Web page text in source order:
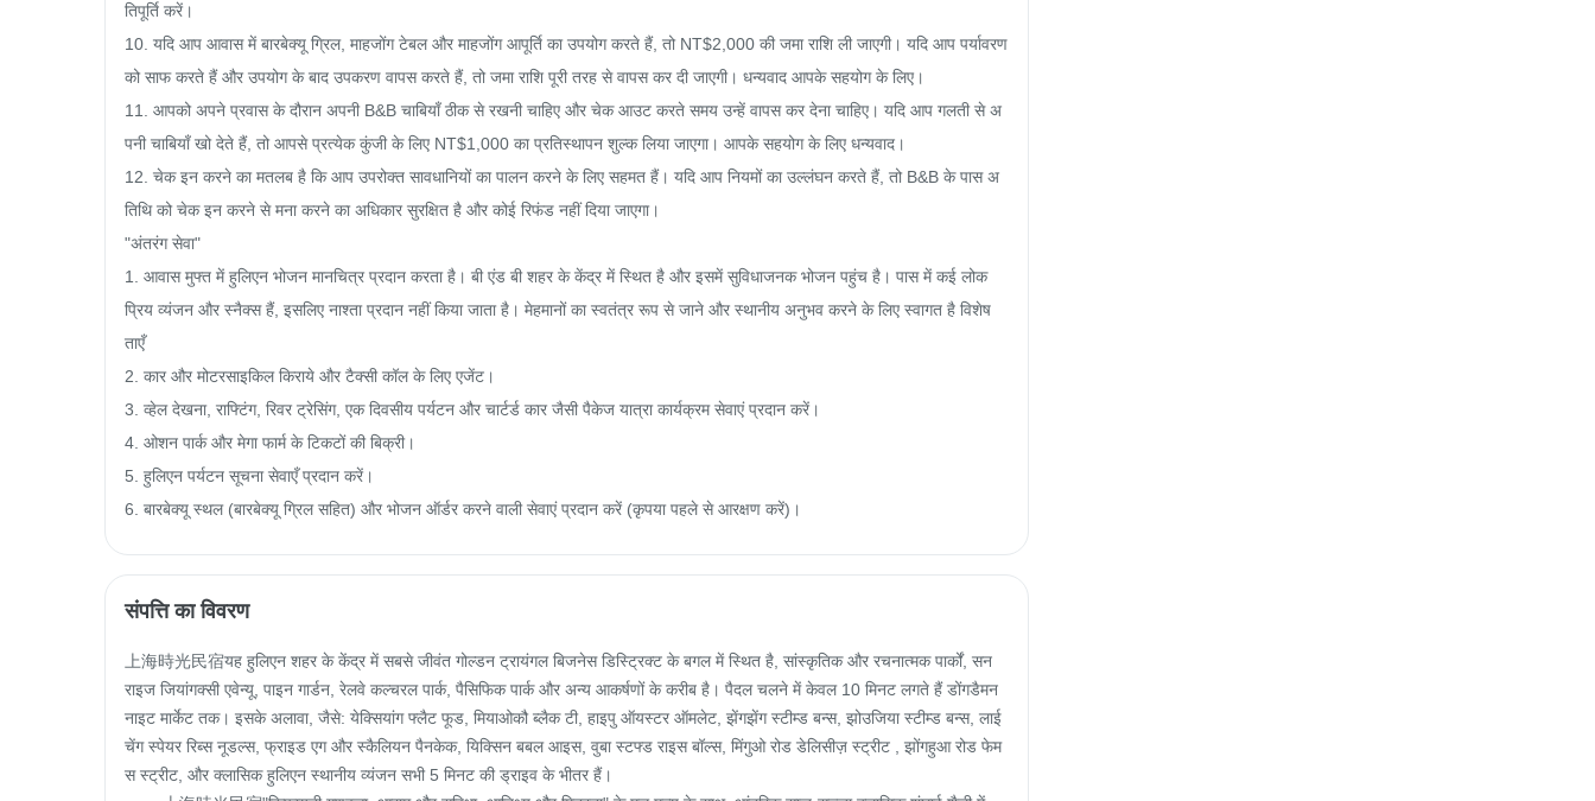
तिपूर्ति करें।
10. यदि आप आवास में बारबेक्यू ग्रिल, माहजोंग टेबल और माहजोंग आपूर्ति का उपयोग करते हैं, तो NT$2,000 की जमा राशि ली जाएगी। यदि आप पर्यावरण
को साफ करते हैं और उपयोग के बाद उपकरण वापस करते हैं, तो जमा राशि पूरी तरह से वापस कर दी जाएगी। धन्यवाद आपके सहयोग के लिए।
11. आपको अपने प्रवास के दौरान अपनी B&B चाबियाँ ठीक से रखनी चाहिए और चेक आउट करते समय उन्हें वापस कर देना चाहिए। यदि आप गलती से अ
पनी चाबियाँ खो देते हैं, तो आपसे प्रत्येक कुंजी के लिए NT$1,000 का प्रतिस्थापन शुल्क लिया जाएगा। आपके सहयोग के लिए धन्यवाद।
12. चेक इन करने का मतलब है कि आप उपरोक्त सावधानियों का पालन करने के लिए सहमत हैं। यदि आप नियमों का उल्लंघन करते हैं, तो B&B के पास अ
तिथि को चेक इन करने से मना करने का अधिकार सुरक्षित है और कोई रिफंड नहीं दिया जाएगा।
"अंतरंग सेवा"
1. आवास मुफ्त में हुलिएन भोजन मानचित्र प्रदान करता है। बी एंड बी शहर के केंद्र में स्थित है और इसमें सुविधाजनक भोजन पहुंच है। पास में कई लोक
प्रिय व्यंजन और स्नैक्स हैं, इसलिए नाश्ता प्रदान नहीं किया जाता है। मेहमानों का स्वतंत्र रूप से जाने और स्थानीय अनुभव करने के लिए स्वागत है विशेष
ताएँ
2. कार और मोटरसाइकिल किराये और टैक्सी कॉल के लिए एजेंट।
3. व्हेल देखना, राफ्टिंग, रिवर ट्रेसिंग, एक दिवसीय पर्यटन और चार्टर्ड कार जैसी पैकेज यात्रा कार्यक्रम सेवाएं प्रदान करें।
4. ओशन पार्क और मेगा फार्म के टिकटों की बिक्री।
5. हुलिएन पर्यटन सूचना सेवाएँ प्रदान करें।
6. बारबेक्यू स्थल (बारबेक्यू ग्रिल सहित) और भोजन ऑर्डर करने वाली सेवाएं प्रदान करें (कृपया पहले से आरक्षण करें)।
संपत्ति का विवरण
上海時光民宿यह हुलिएन शहर के केंद्र में सबसे जीवंत गोल्डन ट्रायंगल बिजनेस डिस्ट्रिक्ट के बगल में स्थित है, सांस्कृतिक और रचनात्मक पार्कों, सन
राइज जियांगक्सी एवेन्यू, पाइन गार्डन, रेलवे कल्चरल पार्क, पैसिफिक पार्क और अन्य आकर्षणों के करीब है। पैदल चलने में केवल 10 मिनट लगते हैं डोंगडैमन
नाइट मार्केट तक। इसके अलावा, जैसे: येक्सियांग फ्लैट फूड, मियाओकौ ब्लैक टी, हाइपु ऑयस्टर ऑमलेट, झेंगझेंग स्टीम्ड बन्स, झोउजिया स्टीम्ड बन्स, लाई
चेंग स्पेयर रिब्स नूडल्स, फ्राइड एग और स्कैलियन पैनकेक, यिक्सिन बबल आइस, वुबा स्टफ्ड राइस बॉल्स, मिंगुओ रोड डेलिसीज़ स्ट्रीट , झोंगहुआ रोड फेम
स स्ट्रीट, और क्लासिक हुलिएन स्थानीय व्यंजन सभी 5 मिनट की ड्राइव के भीतर हैं।